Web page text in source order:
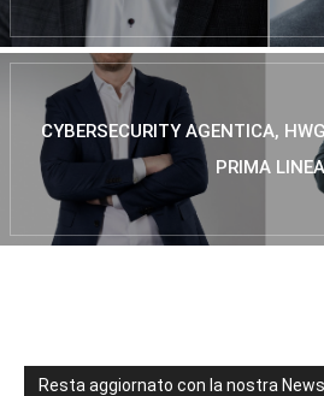
CYBERSECURITY AGENTICA,
PRIMA LINEA
Resta aggiornato con la nostra